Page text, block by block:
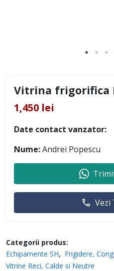
Categorii produs:
Echipamente SH
Frigidere,
Vitrine Reci, Calde si Neutre
Vitrina frigorifica
1,450 lei
Date contact vanzator:
Nume:Andrei Popescu
Vezi